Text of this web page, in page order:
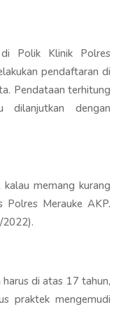
di Polik Klinik Polres
pendaftaran di
Pendataan terhitung
dengan
memang kurang
Polres Merauke AKP.
2022).
di atas 17 tahun,
praktek mengemudi